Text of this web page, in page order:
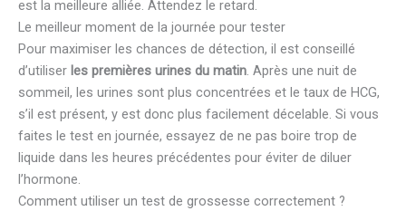
est la meilleure alliée. Attendez le retard.
Le meilleur moment de la journée pour tester
Pour maximiser les chances de détection, il est conseillé
d’utiliser les premières urines du matin. Après une nuit de
sommeil, les urines sont plus concentrées et le taux de HCG,
s’il est présent, y est donc plus facilement décelable. Si vous
faites le test en journée, essayez de ne pas boire trop de
liquide dans les heures précédentes pour éviter de diluer
l’hormone.
Comment utiliser un test de grossesse correctement ?